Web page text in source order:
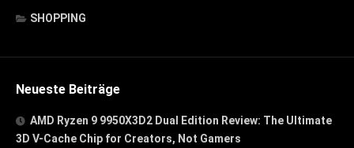
SHOPPING
Neueste Beiträge
AMD Ryzen 9 9950X3D2 Dual Edition Review: The Ultimate
3D V-Cache Chip for Creators, Not Gamers